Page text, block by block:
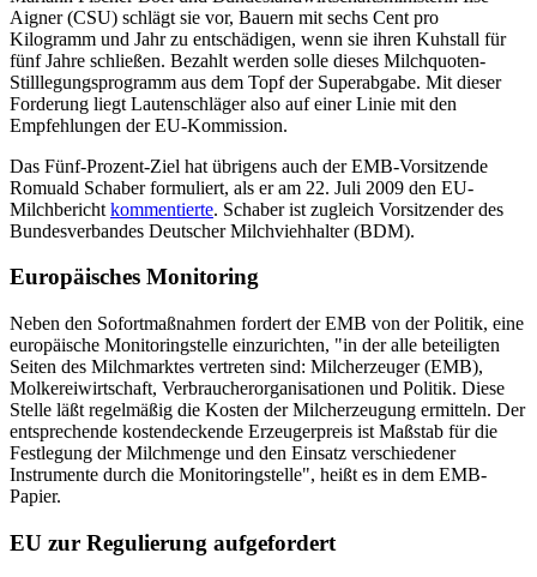
Aigner (CSU) schlägt sie vor, Bauern mit sechs Cent pro
Kilogramm und Jahr zu entschädigen, wenn sie ihren Kuhstall für
fünf Jahre schließen. Bezahlt werden solle dieses Milchquoten-
Stilllegungsprogramm aus dem Topf der Superabgabe. Mit dieser
Forderung liegt Lautenschläger also auf einer Linie mit den
Empfehlungen der EU-Kommission.
Das Fünf-Prozent-Ziel hat übrigens auch der EMB-Vorsitzende
Romuald Schaber formuliert, als er am 22. Juli 2009 den EU-
Milchbericht kommentierte. Schaber ist zugleich Vorsitzender des
Bundesverbandes Deutscher Milchviehhalter (BDM).
Europäisches Monitoring
Neben den Sofortmaßnahmen fordert der EMB von der Politik, eine
europäische Monitoringstelle einzurichten, "in der alle beteiligten
Seiten des Milchmarktes vertreten sind: Milcherzeuger (EMB),
Molkereiwirtschaft, Verbraucherorganisationen und Politik. Diese
Stelle läßt regelmäßig die Kosten der Milcherzeugung ermitteln. Der
entsprechende kostendeckende Erzeugerpreis ist Maßstab für die
Festlegung der Milchmenge und den Einsatz verschiedener
Instrumente durch die Monitoringstelle", heißt es in dem EMB-
Papier.
EU zur Regulierung aufgefordert